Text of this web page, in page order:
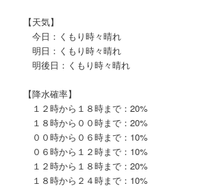
【天気】
今日：くもり時々晴れ
明日：くもり時々晴れ
明後日：くもり時々晴れ
【降水確率】
１２時から１８時まで：20%
１８時から００時まで：20%
００時から０６時まで：10%
０６時から１２時まで：10%
１２時から１８時まで：20%
１８時から２４時まで：10%